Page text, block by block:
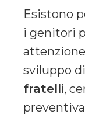
Esistono
i genitori
sviluppo
fratelli,